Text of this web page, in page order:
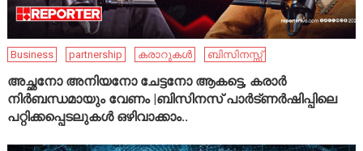
Business partnership കരാറുകൾ ബിസിനസ്സ്
അച്ഛനോ അനിയനോ ചേട്ടനോ ആകട്ടെ, കരാർ
നിർബന്ധമായും വേണം |ബിസിനസ് പാർട്ണർഷിപ്പിലെ
പറ്റിക്കപ്പെടലുകൾ ഒഴിവാക്കാം..